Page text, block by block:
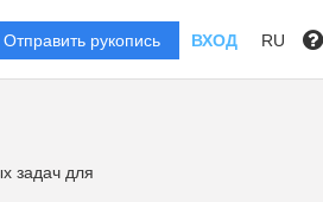
Отправить рукопись ВХОД RU
задач для